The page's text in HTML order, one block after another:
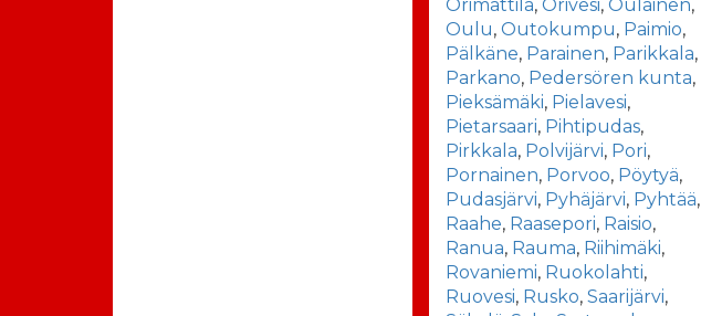
Orimattila,Orivesi,Oulainen,
Oulu,Outokumpu, Paimio,
Pälkäne, Parainen, Parikkala,
Parkano, Pedersören kunta,
Pieksämäki, Pielavesi,
Pietarsaari, Pihtipudas,
Pirkkala, Polvijärvi, Pori,
Pornainen, Porvoo, Pöytyä,
Pudasjärvi, Pyhäjärvi, Pyhtää,
Raahe, Raasepori, Raisio,
Ranua, Rauma, Riihimäki,
Rovaniemi, Ruokolahti,
Ruovesi, Rusko,Saarijärvi,